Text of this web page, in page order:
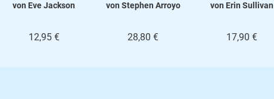
von Eve Jackson
12,95 €
von Stephen Arroyo
28,80 €
von Erin Sullivan
17,90 €